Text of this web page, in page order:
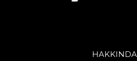
HAKKINDA